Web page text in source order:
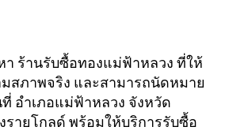
ร้านรับซื้อทองแม่ฟ้าหลวง ที่ให้
สภาพจริง และสามารถนัดหมาย
อำเภอแม่ฟ้าหลวง จังหวัด
รายโกลด์ พร้อมให้บริการรับซื้อ